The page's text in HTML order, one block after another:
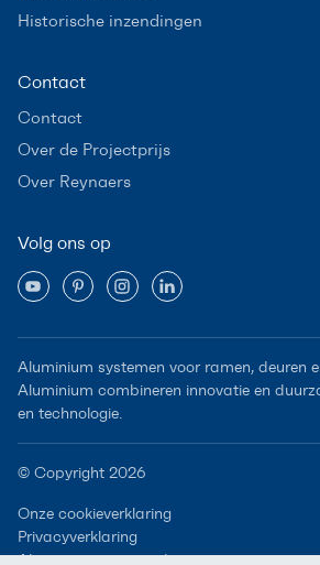
Historische inzendingen
Contact
Contact
Over de Projectprijs
Over Reynaers
Volg ons op
Aluminium systemen voor ramen, deuren
Aluminium combineren innovatie en
en technologie.
© Copyright 2026
Onze cookieverklaring
Privacyverklaring
Algemene voorwaarden